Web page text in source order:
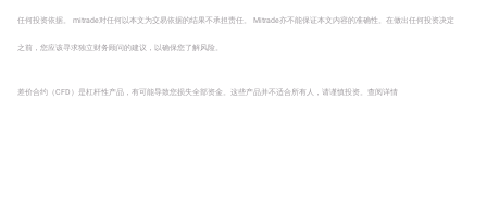
任何投资依据。 mitrade对任何以本文为交易依据的结果不承担责任。 Mitrade亦不能保证本文内容的准确性。在做出任何投资决定
之前，您应该寻求独立财务顾问的建议，以确保您了解风险。
差价合约（CFD）是杠杆性产品，有可能导致您损失全部资金。这些产品并不适合所有人，请谨慎投资。 查阅详情